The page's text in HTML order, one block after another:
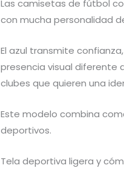
Las camisetas de fútbol
con mucha personalidad
El azul transmite
presencia visual diferente
clubes que quieren una
Este modelo combina
deportivos.
Tela deportiva ligera y